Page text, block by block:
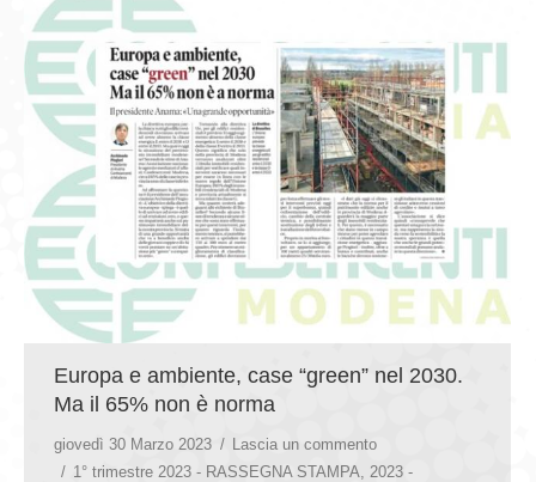
Europa e ambiente, case “green” nel 2030.
Ma il 65% non è norma
giovedì 30 Marzo 2023
Lascia un commento
1° trimestre 2023 - RASSEGNA STAMPA
2023 -